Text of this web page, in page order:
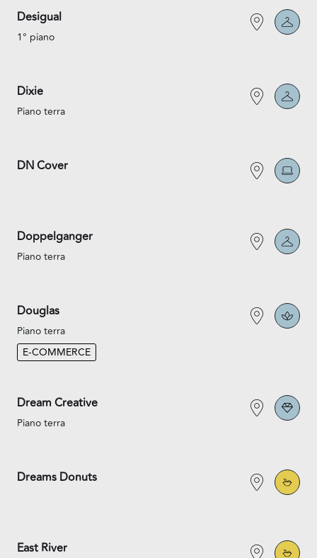
Desigual
1° piano
Dixie
Piano terra
DN Cover
Doppelganger
Piano terra
Douglas
Piano terra
E-COMMERCE
Dream Creative
Piano terra
Dreams Donuts
East River